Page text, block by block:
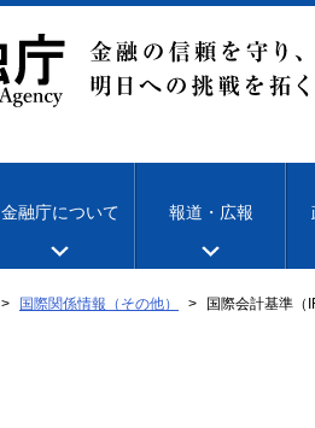
金融庁について 報道・広報
国際関係情報（その他） 国際会計基準（